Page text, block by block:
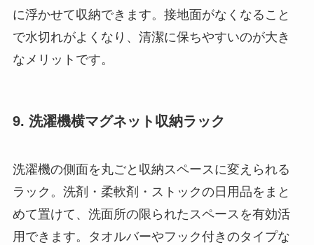
に浮かせて収納できます。接地面がなくなること
で水切れがよくなり、清潔に保ちやすいのが大き
なメリットです。
9. 洗濯機横マグネット収納ラック
洗濯機の側面を丸ごと収納スペースに変えられる
ラック。洗剤・柔軟剤・ストックの日用品をまと
めて置けて、洗面所の限られたスペースを有効活
用できます。タオルバーやフック付きのタイプな